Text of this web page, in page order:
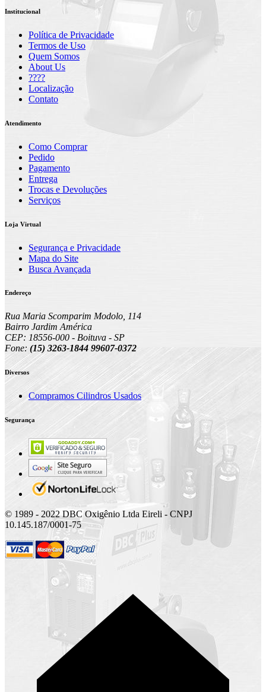
Institucional
Política de Privacidade
Termos de Uso
Quem Somos
About Us
????
Localização
Contato
Atendimento
Como Comprar
Pedido
Pagamento
Entrega
Trocas e Devoluções
Serviços
Loja Virtual
Segurança e Privacidade
Mapa do Site
Busca Avançada
Endereço
Rua Maria Scomparim Modolo, 114
Bairro Jardim América
CEP: 18556-000 - Boituva - SP
Fone: (15) 3263-1844 99607-0372
Diversos
Compramos Cilindros Usados
Segurança
© 1989 - 2022 DBC Oxigênio Ltda Eireli - CNPJ
10.145.187/0001-75